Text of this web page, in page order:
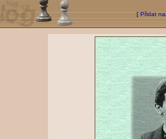
[ Přidat